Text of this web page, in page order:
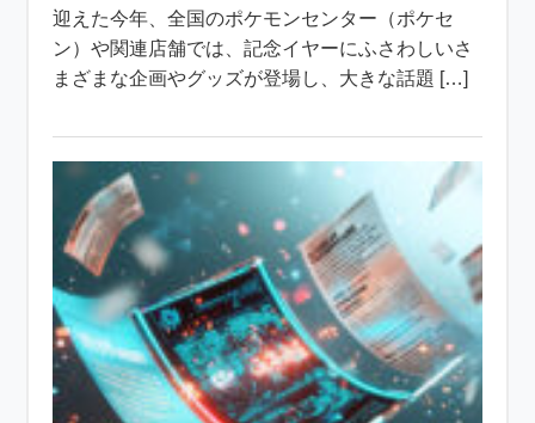
迎えた今年、全国のポケモンセンター（ポケセ
ン）や関連店舗では、記念イヤーにふさわしいさ
まざまな企画やグッズが登場し、大きな話題 […]